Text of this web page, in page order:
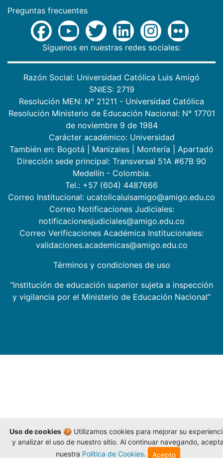
Preguntas frecuentes
Síguenos en nuestras redes sociales:
Razón Social: Universidad Católica Luis Amigó
SNIES: 2719
Resolución MEN: N° 21211 - Universidad Católica
Resolución Ministerio de Educación Nacional: N° 17701
de noviembre 9 de 1984
Carácter académico: Universidad
También en: Bogotá Manizales Montería
Apartadó
Dirección sede principal: Transversal 51A #67B 90
Medellín - Colombia.
Tel.: +57 (604) 4487666
Correo Institucional: ucatolicaluisamigo@amigo.edu.co
Correo Notificaciones Judiciales:
notificacionesjudiciales@amigo.edu.co
Correo Verificaciones Académica Institucionales:
validaciones.academicas@amigo.edu.co
Términos y condiciones de uso
“Institución de educación superior sujeta a inspección
y vigilancia por el Ministerio de Educación Nacional”
Uso de cookies 🍪 Utilizamos cookies para mejorar su
y analizar el uso de nuestro sitio. Al continuar navegando,
nuestra Política de Cookies. Acepto